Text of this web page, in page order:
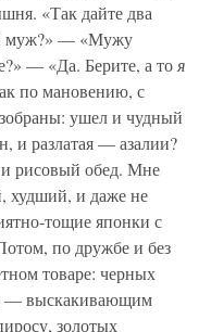
«Так дайте два
муж?» — «Мужу
— «Да. Берите, а тоя
по мановению, с
ушел и чудный
и разлатая — азалии?
рисовый обед. Мне
худший, и даже не
тощие японки с
по дружбе и без
товаре: черных
— выскакивающим
золотых